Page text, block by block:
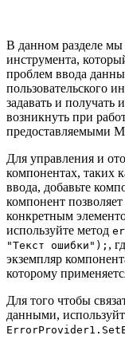
В данном разделе мы
инструмента,
проблем ввода
пользовательского
задавать и
возникнуть при
предоставляемыми
Для управления и
компонентах, таких
ввода, добавьте
компонент позволяет
конкретным
используйте метод
"Текст ошибки"); ,
экземпляр
которому
Для того чтобы
данными,